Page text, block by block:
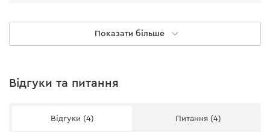
Завдяки наявності спеціального кільця на диску
варто зазначити високий робочий ресурс диска за
балансування і масляне шліфування з усіх боків.
Показати більше
Відгуки та питання
Відгуки (4) Питання (4)